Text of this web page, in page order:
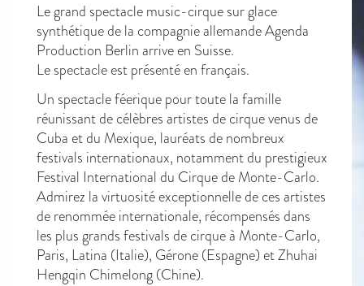
Le grand spectacle music-cirque sur glace
synthétique de la compagnie allemande Agenda
Production Berlin arrive en Suisse.
Le spectacle est présenté en français.
Un spectacle féerique pour toute la famille
réunissant de célèbres artistes de cirque venus de
Cuba et du Mexique, lauréats de nombreux
festivals internationaux, notamment du prestigieux
Festival International du Cirque de Monte-Carlo.
Admirez la virtuosité exceptionnelle de ces artistes
de renommée internationale, récompensés dans
les plus grands festivals de cirque à Monte-Carlo,
Paris, Latina (Italie), Gérone (Espagne) et Zhuhai
Hengqin Chimelong (Chine).